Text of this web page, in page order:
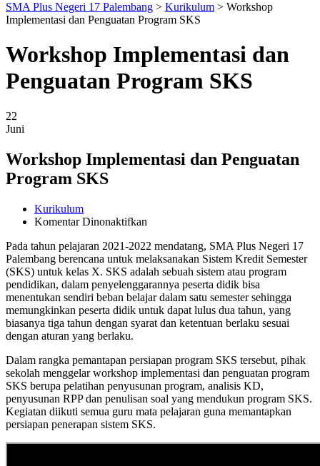
SMA Plus Negeri 17 Palembang > Kurikulum > Workshop
Implementasi dan Penguatan Program SKS
Workshop Implementasi dan
Penguatan Program SKS
22
Juni
Workshop Implementasi dan Penguatan
Program SKS
Kurikulum
Komentar Dinonaktifkan
Implementasi
dan
Penguatan
Program
SKS
Pada tahun pelajaran 2021-2022 mendatang, SMA Plus Negeri 17
Palembang berencana untuk melaksanakan Sistem Kredit Semester
(SKS) untuk kelas X. SKS adalah sebuah sistem atau program
pendidikan, dalam penyelenggarannya peserta didik bisa
menentukan sendiri beban belajar dalam satu semester sehingga
memungkinkan peserta didik untuk dapat lulus dua tahun, yang
biasanya tiga tahun dengan syarat dan ketentuan berlaku sesuai
dengan aturan yang berlaku.
Dalam rangka pemantapan persiapan program SKS tersebut, pihak
sekolah menggelar workshop implementasi dan penguatan program
SKS berupa pelatihan penyusunan program, analisis KD,
penyusunan RPP dan penulisan soal yang mendukun program SKS.
Kegiatan diikuti semua guru mata pelajaran guna memantapkan
persiapan penerapan sistem SKS.